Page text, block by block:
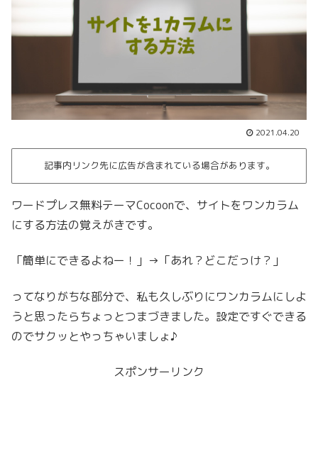
2021.04.20
記事内リンク先に広告が含まれている場合があります。
ワードプレス無料テーマCocoonで、サイトをワンカラム
にする方法の覚えがきです。
「簡単にできるよねー！」→「あれ？どこだっけ？」
ってなりがちな部分で、私も久しぶりにワンカラムにしよ
うと思ったらちょっとつまづきました。設定ですぐできる
のでサクッとやっちゃいましょ♪
スポンサーリンク